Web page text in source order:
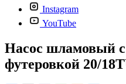
Instagram
YouTube
Насос шламовый
футеровкой 20/